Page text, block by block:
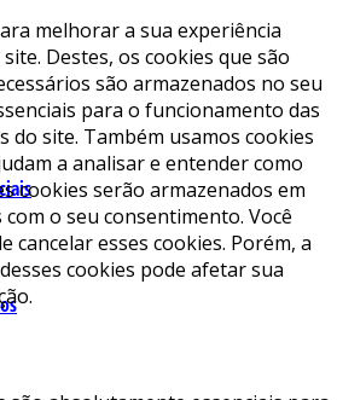
melhorar a sua experiência
Destes, os cookies que são
são armazenados no seu
para o funcionamento das
do site. Também usamos cookies
a analisar e entender como
cookies serão armazenados em
o seu consentimento. Você
cancelar esses cookies. Porém, a
cookies pode afetar sua